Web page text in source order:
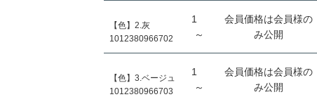
【色】2.灰
1012380966702
1
～
会員価格は会員様の
み公開
【色】3.ベージュ
1012380966703
1
～
会員価格は会員様の
み公開